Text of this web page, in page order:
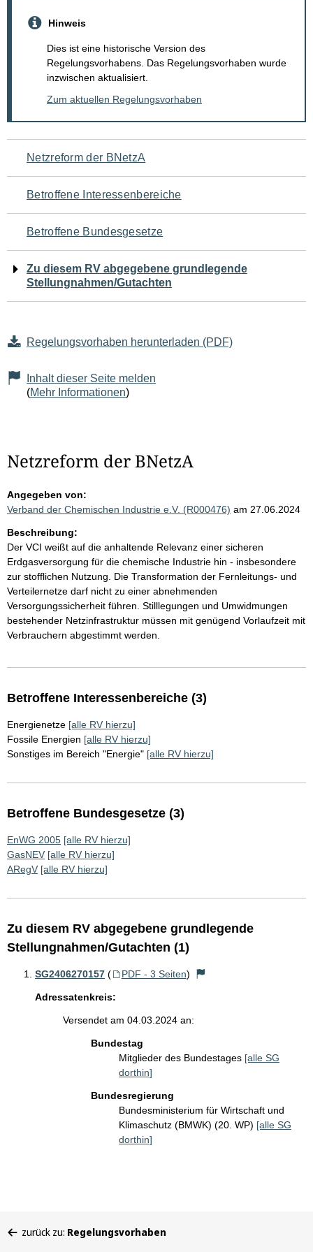
Hinweis
Dies ist eine historische Version des
Regelungsvorhabens. Das Regelungsvorhaben wurde
inzwischen aktualisiert.
Zum aktuellen Regelungsvorhaben
Navigation
für
den
Seiteninhalt
Netzreform der BNetzA
Betroffene Interessenbereiche
Betroffene Bundesgesetze
Zu diesem RV abgegebene grundlegende
Stellungnahmen/Gutachten
Regelungsvorhaben herunterladen (PDF)
Inhalt dieser Seite melden
(Mehr Informationen)
Netzreform der BNetzA
Angegeben von:
Verband der Chemischen Industrie e.V. (R000476) am 27.06.2024
Beschreibung:
Der VCI weißt auf die anhaltende Relevanz einer sicheren
Erdgasversorgung für die chemische Industrie hin - insbesondere
zur stofflichen Nutzung. Die Transformation der Fernleitungs- und
Verteilernetze darf nicht zu einer abnehmenden
Versorgungssicherheit führen. Stilllegungen und Umwidmungen
bestehender Netzinfrastruktur müssen mit genügend Vorlaufzeit mit
Verbrauchern abgestimmt werden.
Betroffene Interessenbereiche (3)
Energienetze [alle RV hierzu]
Fossile Energien [alle RV hierzu]
Sonstiges im Bereich "Energie" [alle RV hierzu]
Betroffene Bundesgesetze (3)
EnWG 2005 [alle RV hierzu]
GasNEV [alle RV hierzu]
ARegV [alle RV hierzu]
Zu diesem RV abgegebene grundlegende
Stellungnahmen/Gutachten (1)
SG2406270157 ( PDF - 3 Seiten)
Adressatenkreis:
Versendet am 04.03.2024 an:
Bundestag
Mitglieder des Bundestages [alle SG
dorthin]
Bundesregierung
Bundesministerium für Wirtschaft und
Klimaschutz (BMWK) (20. WP) [alle SG
dorthin]
befinden
zurück zu: Regelungsvorhaben